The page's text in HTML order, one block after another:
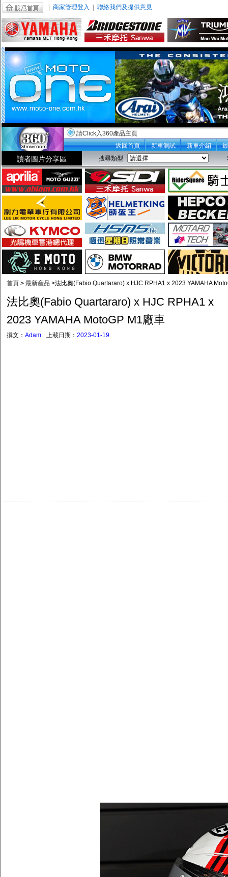
商家管理登入 聯絡我們及提供意見
請Click入360產品主頁
返回首頁
新車測試 新車介紹
讀者圖片分享區 搜尋類型
首頁 > 最新産品 >法比奧(Fabio Quartararo) x HJC RPHA1 x 2023 YAMAHA
法比奧(Fabio Quartararo) x HJC RPHA1 x
2023 YAMAHA MotoGP M1廠車
撰文： Adam 上載日期： 2023-01-19